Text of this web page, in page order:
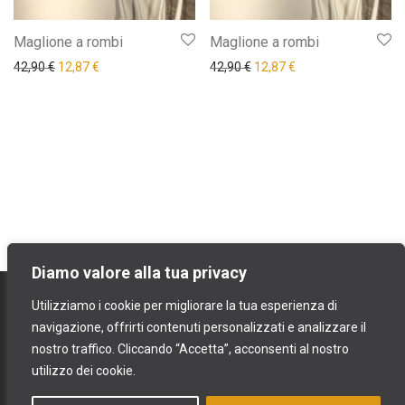
Diamo valore alla tua privacy
Utilizziamo i cookie per migliorare la tua esperienza di
navigazione, offrirti contenuti personalizzati e analizzare il
nostro traffico. Cliccando “Accetta”, acconsenti al nostro
utilizzo dei cookie.
Maglione a rombi
42,90€ Il prezzo originale era: 42,90 €.
12,87€ Il prezzo attuale è: 12,87 €.
Maglione a rombi
42,90€ Il prezzo originale era:
12,87€
spedizioni e resi
privacy & cookies policy